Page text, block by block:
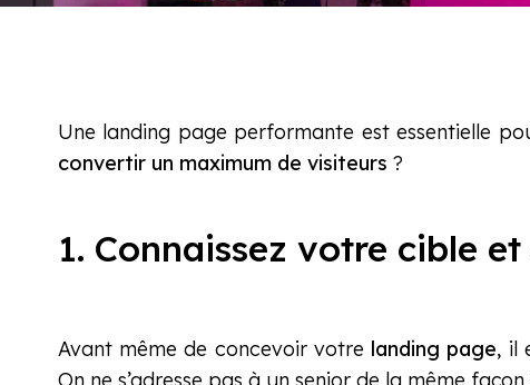
Une landing page performante est essentielle
convertir un maximum de visiteurs ?
1. Connaissez votre cible
Avant même de concevoir votre landing page, il